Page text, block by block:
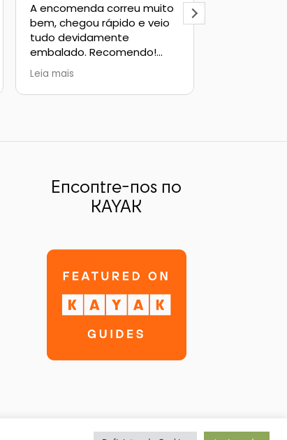
A encomenda correu muito
bem, chegou rápido e veio
tudo devidamente
embalado. Recomendo!
Continuem com o bom
trabalho….
PS: encomenda de vinhos.
Leia mais
Encontre-nos no
KAYAK